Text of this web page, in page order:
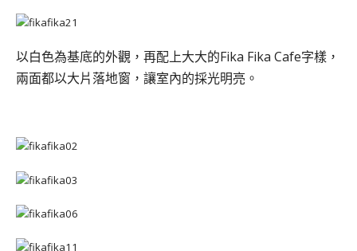
以白色為基底的外觀，再配上大大的Fika Fika Cafe字樣，
兩面都以大片落地窗，讓室內的採光明亮。